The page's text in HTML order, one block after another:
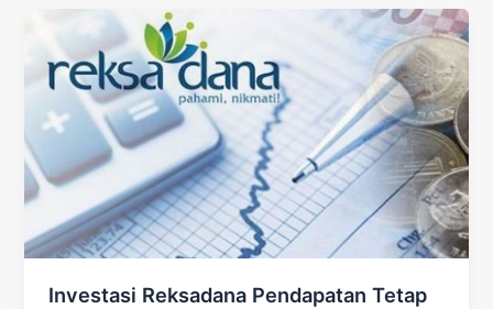
Investasi Reksadana Pendapatan Tetap